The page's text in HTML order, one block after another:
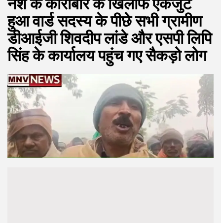
नशे के कारोबार के खिलाफ एकजुट
हुआ वार्ड सदस्य के पीछे सभी ग्रामीण
डीआईजी शिवदीप लांडे और एसपी लिपि
सिंह के कार्यालय पहुंच गए सैकड़ो लोग